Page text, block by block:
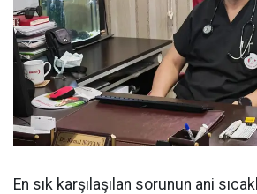
En sık karşılaşılan sorunun ani